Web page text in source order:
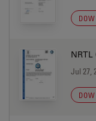
Jul 27,